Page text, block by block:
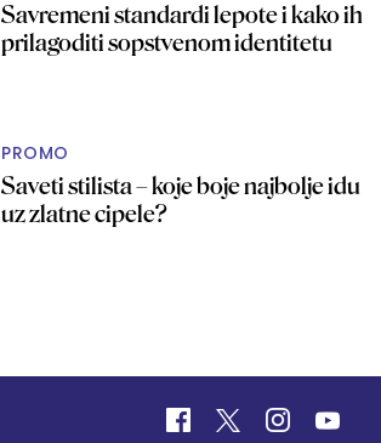
Savremeni standardi lepote i kako ih
prilagoditi sopstvenom identitetu
PROMO
Saveti stilista – koje boje najbolje idu
uz zlatne cipele?